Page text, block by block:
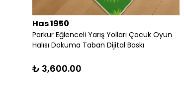
Has 1950
Parkur Eğlenceli Yarış Yolları Çocuk Oyun
Halısı Dokuma Taban Dijital Baskı
₺ 3,600.00